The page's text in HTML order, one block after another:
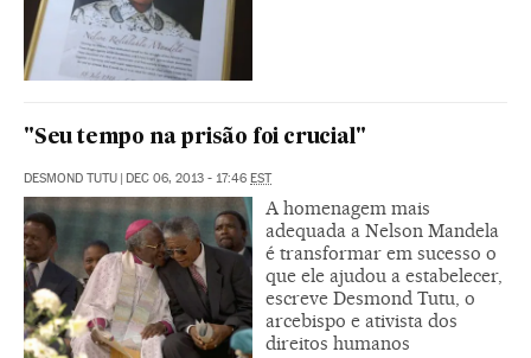
"Seu tempo na prisão foi crucial"
DESMOND TUTU | DEC 06, 2013 - 17:46 EST
A homenagem mais
adequada a Nelson Mandela
é transformar em sucesso o
que ele ajudou a estabelecer,
escreve Desmond Tutu, o
arcebispo e ativista dos
direitos humanos